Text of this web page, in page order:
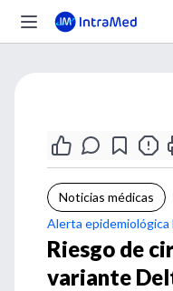
Noticias médicas
Alerta epidemiológica
Riesgo de
variante